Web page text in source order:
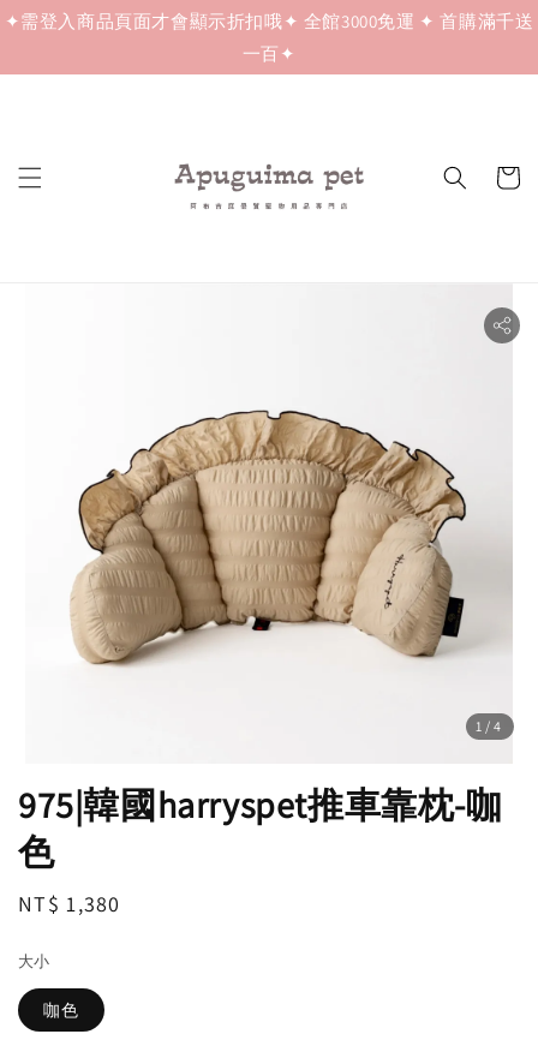
✦需登入商品頁面才會顯示折扣哦✦ 全館3000免運 ✦ 首購滿千送
一百✦
1 /4
975|韓國harryspet推車靠枕-咖
色
Regular
NT$ 1,380
大小
咖色